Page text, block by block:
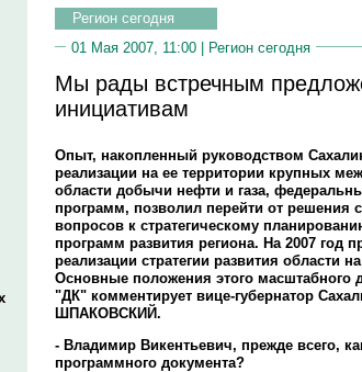
Регион сегодня
01 Мая 2007, 11:00 | Регион сегодня
Мы рады встречным
инициативам
Опыт, накопленный руководством
реализации на ее территории крупных
области добычи нефти и газа,
программ, позволил перейти от решения
вопросов к стратегическому
программ развития региона. На 2007 год
реализации стратегии развития области
Основные положения этого масштабного
"ДК" комментирует вице-губернатор
ШПАКОВСКИЙ.
- Владимир Викентьевич, прежде всего,
программного документа?